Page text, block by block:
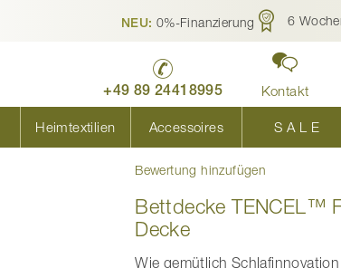
NEU: 0%-Finanzierung 6
+49 89 24418995 Kontakt
Heimtextilien Accessoires S A L E
Bewertung hinzufügen
Bettdecke TENCEL™
Decke
Wie gemütlich